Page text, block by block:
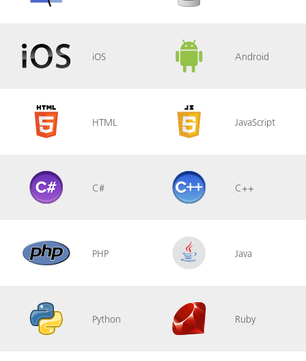
iOS Android
HTML JavaScript
C# C++
PHP Java
Python Ruby